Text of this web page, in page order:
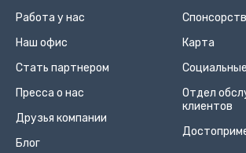
Работа у нас
Наш офис
Стать партнером
Пресса о нас
Друзья компании
Блог
Карта
Отдел
клиентов